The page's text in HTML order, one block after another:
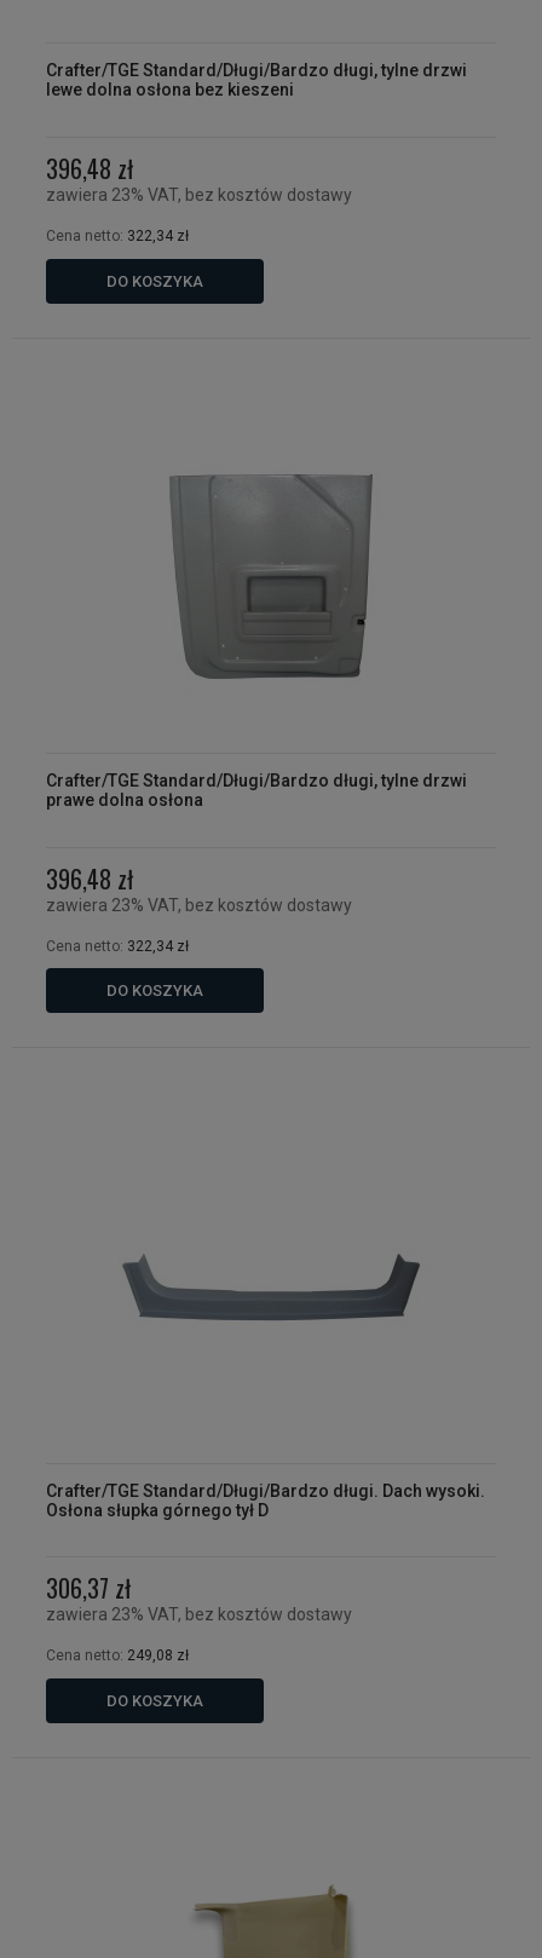
Crafter/TGE Standard/Długi/Bardzo długi, tylne drzwi
lewe dolna osłona bez kieszeni
396,48 zł
zawiera 23% VAT, bez kosztów dostawy
Cena netto: 322,34 zł
DO KOSZYKA
Crafter/TGE Standard/Długi/Bardzo długi, tylne drzwi
prawe dolna osłona
396,48 zł
zawiera 23% VAT, bez kosztów dostawy
Cena netto: 322,34 zł
DO KOSZYKA
Crafter/TGE Standard/Długi/Bardzo długi. Dach wysoki.
Osłona słupka górnego tył D
306,37 zł
zawiera 23% VAT, bez kosztów dostawy
Cena netto: 249,08 zł
DO KOSZYKA